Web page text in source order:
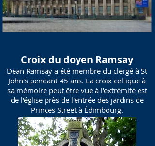
Croix du doyen Ramsay
Dean Ramsay a été membre du clergé à St
John's pendant 45 ans. La croix celtique à
sa mémoire peut être vue à l'extrémité est
de l'église près de l'entrée des jardins de
Princes Street à Édimbourg.